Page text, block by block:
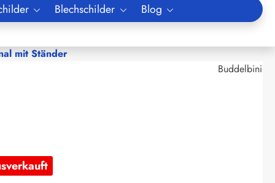
Blechschilder Blog
mit Ständer
Buddelbini